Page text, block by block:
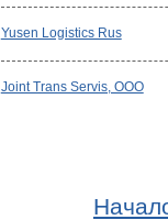
Yusen Logistics Rus
Joint Trans Servis, ООО